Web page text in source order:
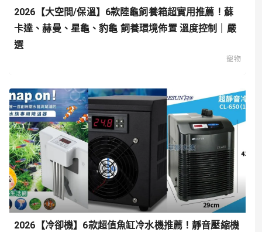
2026【大空間/保溫】6款陸龜飼養箱超實用推薦！蘇
卡達、赫曼、星龜、豹龜 飼養環境佈置 溫度控制｜嚴
選
寵物
2026【冷卻機】6款超值魚缸冷水機推薦！靜音壓縮機